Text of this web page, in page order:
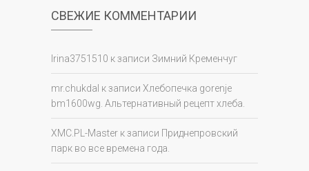
СВЕЖИЕ КОММЕНТАРИИ
Irina3751510 к записи Зимний Кременчуг
mr.chukdal к записи Хлебопечка gorenje
bm1600wg. Альтернативный рецепт хлеба.
XMC.PL-Master к записи Приднепровский
парк во все времена года.